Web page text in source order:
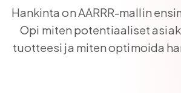
Hankinta on AARRR-mallin
Opi miten potentiaaliset
tuotteesi ja miten optimoida